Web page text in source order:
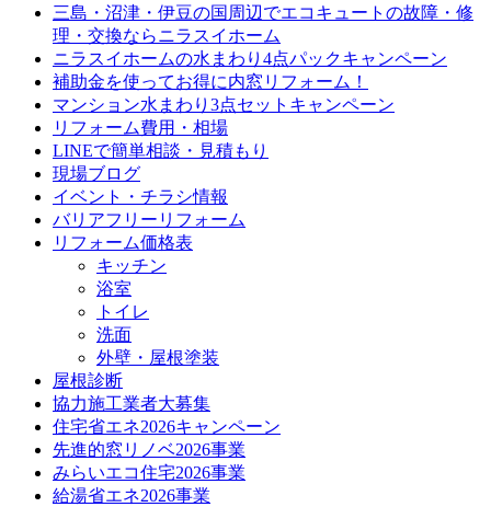
三島・沼津・伊豆の国周辺でエコキュートの故障・修
理・交換ならニラスイホーム
ニラスイホームの水まわり4点パックキャンペーン
補助金を使ってお得に内窓リフォーム！
マンション水まわり3点セットキャンペーン
リフォーム費用・相場
LINEで簡単相談・見積もり
現場ブログ
イベント・チラシ情報
バリアフリーリフォーム
リフォーム価格表
キッチン
浴室
トイレ
洗面
外壁・屋根塗装
屋根診断
協力施工業者大募集
住宅省エネ2026キャンペーン
先進的窓リノベ2026事業
みらいエコ住宅2026事業
給湯省エネ2026事業